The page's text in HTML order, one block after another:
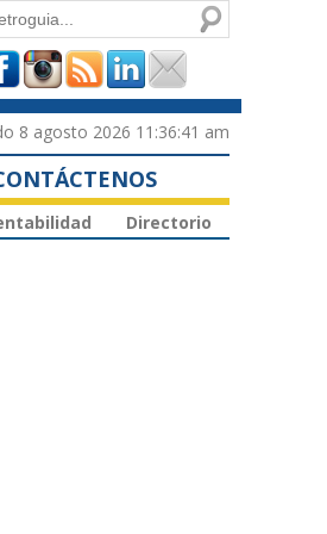
de
8 agosto 2026 11:36:41 am
Directorio